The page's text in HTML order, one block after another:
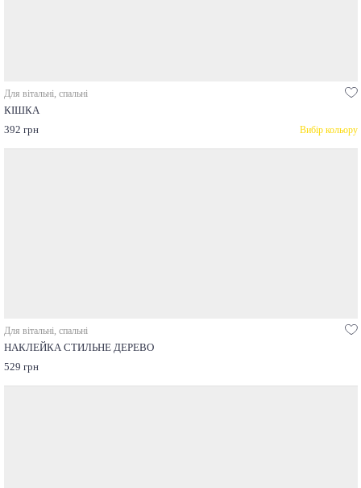
Для вітальні, спальні
КІШКА
392 грн
Вибір кольору
Для вітальні, спальні
НАКЛЕЙКА СТИЛЬНЕ ДЕРЕВО
529 грн